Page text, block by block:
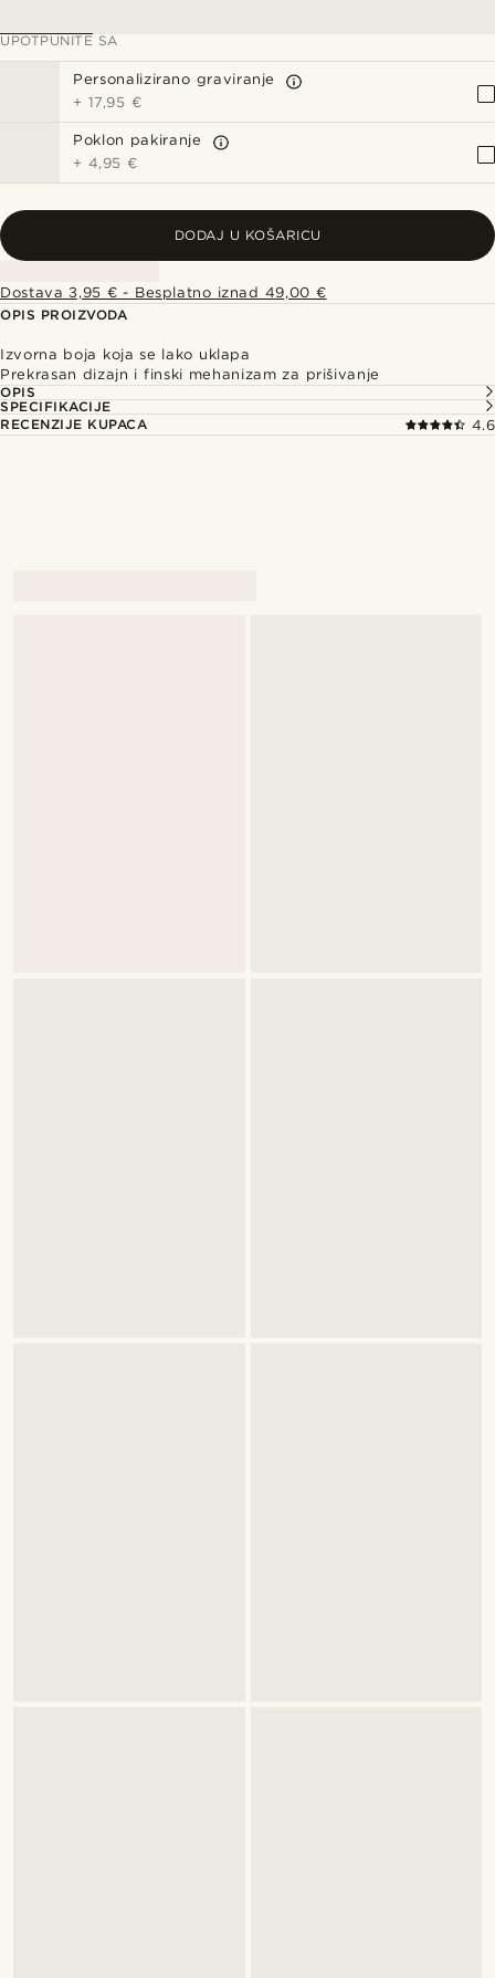
UPOTPUNITE SA
Personalizirano graviranje
+ 17,95 €
Poklon pakiranje
+ 4,95 €
DODAJ U KOŠARICU
Dostava 3,95 € - Besplatno iznad 49,00 €
OPIS PROIZVODA
Izvorna boja koja se lako uklapa
Prekrasan dizajn i finski mehanizam za prišivanje
OPIS
SPECIFIKACIJE
RECENZIJE KUPACA
4.6